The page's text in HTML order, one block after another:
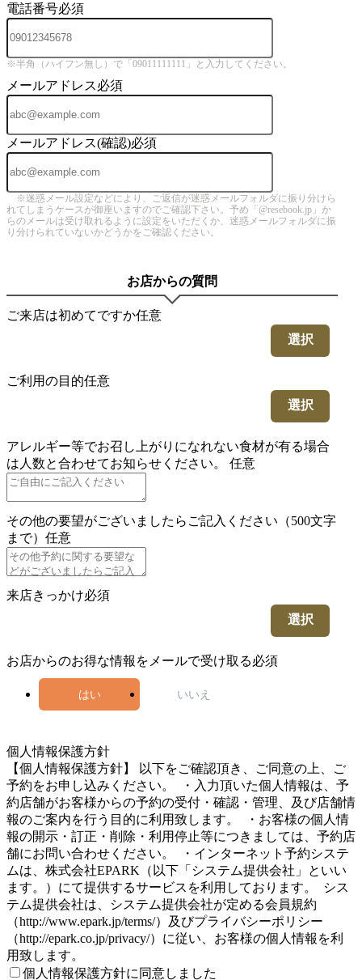
電話番号必須
※半角（ハイフン無し）で「09011111111」と入力してください。
メールアドレス必須
メールアドレス(確認)必須
※迷惑メール設定などにより、ご返信が迷惑メールフォルダに振り分けら
れてしまうケースが御座いますのでご確認下さい。予め「@resebook.jp」か
らのメールは受け取れるように設定をいただくか、迷惑メールフォルダに振
り分けられていないかどうかをご確認ください。
お店からの質問
ご来店は初めてですか任意
選択
ご利用の目的任意
選択
アレルギー等でお召し上がりになれない食材が有る場合
は人数と合わせてお知らせください。 任意
その他の要望がございましたらご記入ください（500文字
まで） 任意
来店きっかけ必須
選択
お店からのお得な情報をメールで受け取る必須
はい いいえ
個人情報保護方針
【個人情報保護方針】 以下をご確認頂き、ご同意の上、ご
予約をお申し込みください。 ・入力頂いた個人情報は、予
約店舗がお客様からの予約の受付・確認・管理、及び店舗情
報のご案内を行う目的に利用致します。 ・お客様の個人情
報の開示・訂正・削除・利用停止等につきましては、予約店
舗にお問い合わせください。 ・インターネット予約システ
ムは、株式会社EPARK（以下「システム提供会社」といい
ます。）にて提供するサービスを利用しております。 シス
テム提供会社は、システム提供会社が定める会員規約
（http://www.epark.jp/terms/）及びプライバシーポリシー
（http://epark.co.jp/privacy/）に従い、お客様の個人情報を利
用致します。
個人情報保護方針に同意しました